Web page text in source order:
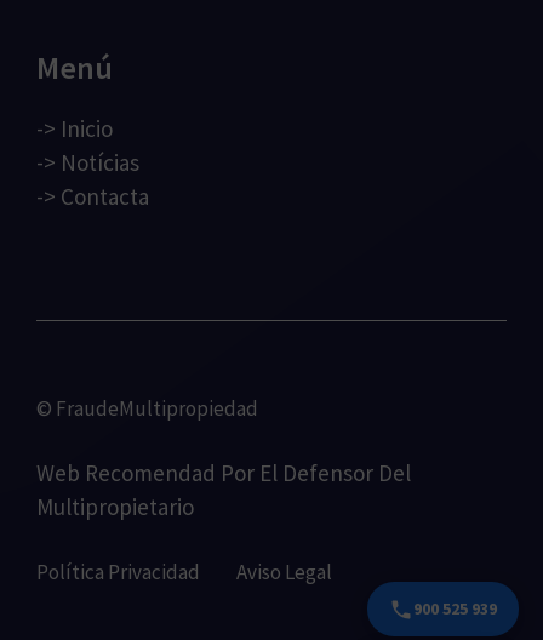
Menú
-> Inicio
-> Notícias
-> Contacta
© FraudeMultipropiedad
Web Recomendad Por El Defensor Del
Multipropietario
Política Privacidad Aviso Legal
900 525 939